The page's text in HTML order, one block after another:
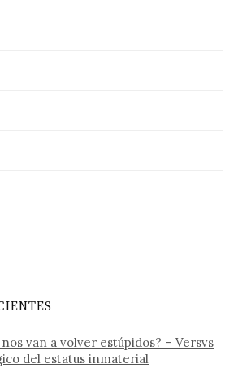
van a volver estúpidos? – Versvs
del estatus inmaterial